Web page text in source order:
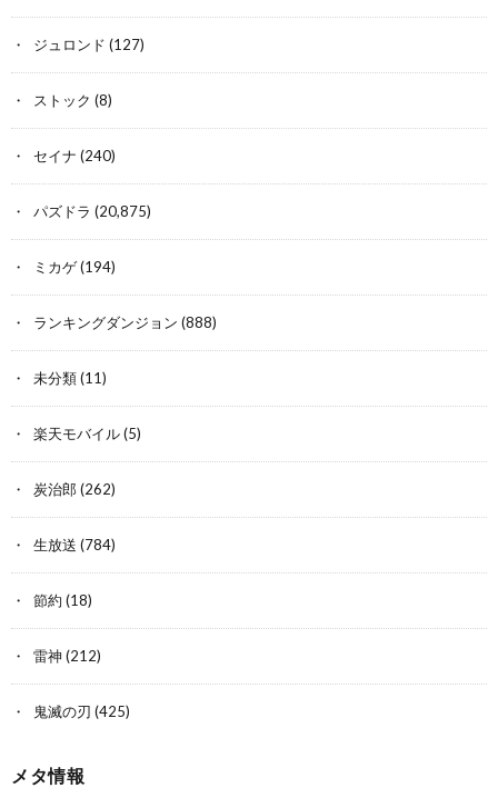
ジュロンド (127)
ストック (8)
セイナ (240)
パズドラ (20,875)
ミカゲ(194)
ランキングダンジョン (888)
未分類(11)
楽天モバイル(5)
炭治郎 (262)
生放送 (784)
節約 (18)
雷神 (212)
鬼滅の刃 (425)
メタ情報